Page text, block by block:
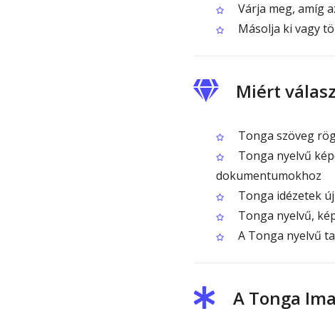
Várja meg, amíg
Másolja ki vagy
Miért
Tonga szöveg
Tonga nyelvű
dokumentumokhoz
Tonga idézetek
Tonga nyelvű,
A Tonga nyelvű
A Tonga